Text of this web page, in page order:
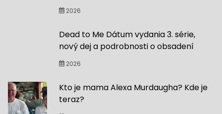
2026
Dead to Me Dátum vydania 3. série,
nový dej a podrobnosti o obsadení
2026
Kto je mama Alexa Murdaugha? Kde je
teraz?